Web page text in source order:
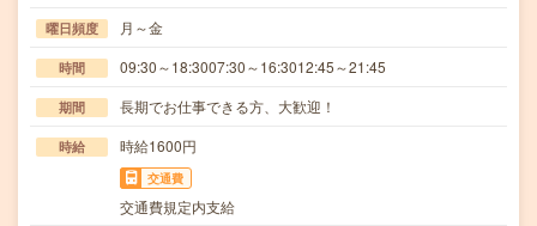
曜日頻度 月～金
時間 09:30～18:3007:30～16:3012:45～21:45
期間 長期でお仕事できる方、大歓迎！
時給 時給1600円
交通費
交通費規定内支給